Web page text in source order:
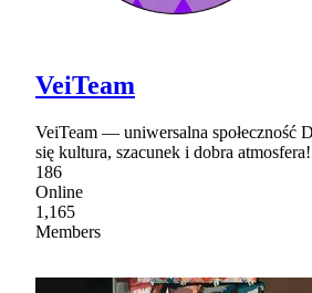
VeiTeam
VeiTeam — uniwersalna społeczność
się kultura, szacunek i dobra atmosfera!
186
Online
1,165
Members